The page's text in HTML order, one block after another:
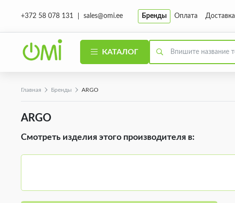
+372 58 078 131 sales@omi.ee Бренды Оплата Доставка
КАТАЛОГ
Главная Бренды ARGO
ARGO
Смотреть изделия этого производителя в: